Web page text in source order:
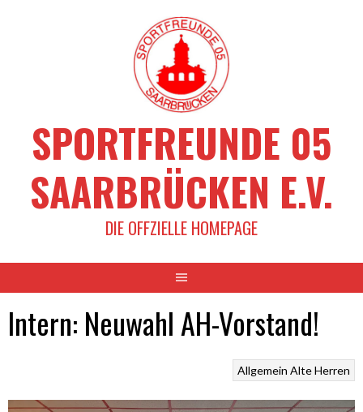
SPORTFREUNDE 05
SAARBRÜCKEN E.V.
DIE OFFZIELLE HOMEPAGE
Intern: Neuwahl AH-Vorstand!
Allgemein Alte Herren